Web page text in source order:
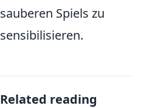
sauberen Spiels zu
sensibilisieren.
Related reading